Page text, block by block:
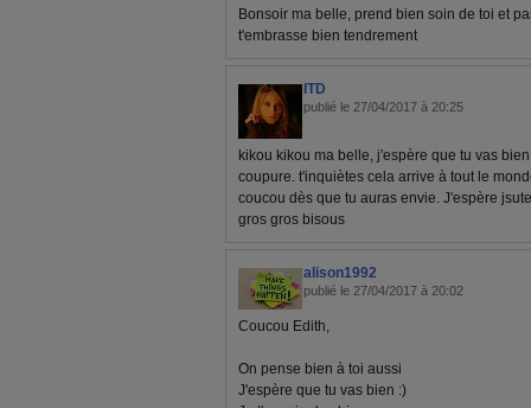
Bonsoir ma belle, prend bien soin de toi et
t'embrasse bien tendrement
ITD
publié le 27/04/2017 à 20:25
kikou kikou ma belle, j'espère que tu vas
coupure. t'inquiètes cela arrive à tout le
coucou dès que tu auras envie. J'espère
gros gros bisous
alison1992
publié le 27/04/2017 à 20:02
Coucou Edith,
On pense bien à toi aussi
J'espère que tu vas bien :)